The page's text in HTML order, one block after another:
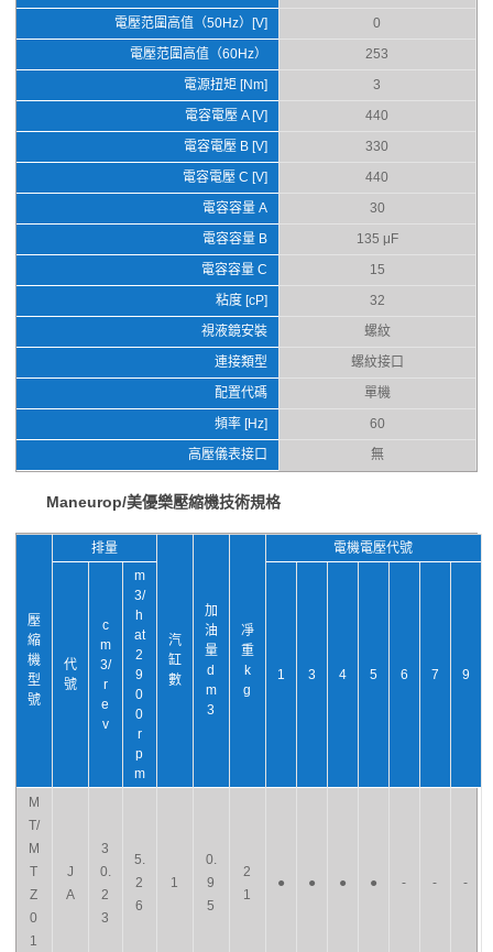
電壓范圍高值（50Hz）[V]
0
電壓范圍高值（60Hz）
253
電源扭矩 [Nm]
3
電容電壓 A [V]
440
電容電壓 B [V]
330
電容電壓 C [V]
440
電容容量 A
30
電容容量 B
135 μF
電容容量 C
15
粘度 [cP]
32
視液鏡安裝
螺紋
連接類型
螺紋接口
配置代碼
單機
頻率 [Hz]
60
高壓儀表接口
無
Maneurop/美優樂壓縮機技術規格
壓
縮
機
型
號
排量
汽
缸
數
加
油
量
d
m
3
凈
重
k
g
電機電壓代號
代
號
c
m
3/
r
e
v
m
3/
h
at
2
9
0
0
r
p
m
1 3 4 5 6 7 9
M
T/
M
T
Z
0
1
J
A
3
0.
2
3
5.
2
6
1
0.
9
5
2
1
● ● ● ● - - -